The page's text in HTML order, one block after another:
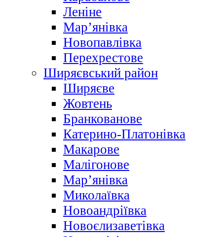
Леніне
Мар’янівка
Новопавлівка
Перехрестове
Ширяєвський район
Ширяєве
Жовтень
Бранкованове
Катерино-Платонівка
Макарове
Малігонове
Мар’янівка
Миколаївка
Новоандріївка
Новоєлизаветівка